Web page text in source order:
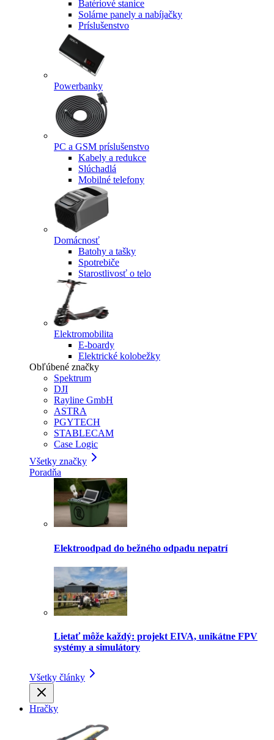
Batériové stanice
Solárne panely a nabíjačky
Príslušenstvo
Powerbanky
PC a GSM príslušenstvo
Kabely a redukce
Slúchadlá
Mobilné telefony
Domácnosť
Batohy a tašky
Spotrebiče
Starostlivosť o telo
Elektromobilita
E-boardy
Elektrické kolobežky
Obľúbené značky
Spektrum
DJI
Rayline GmbH
ASTRA
PGYTECH
STABLECAM
Case Logic
Všetky značky
Poradňa
Elektroodpad do bežného odpadu nepatrí
Lietať môže každý: projekt EIVA, unikátne FPV
systémy a simulátory
Všetky články
Hračky